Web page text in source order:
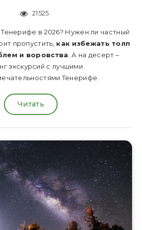
21525
в 2026? Нужен ли частный
пропустить, как избежать толп
и воровства. А на десерт –
экскурсий с лучшими
Тенерифе.
Читать